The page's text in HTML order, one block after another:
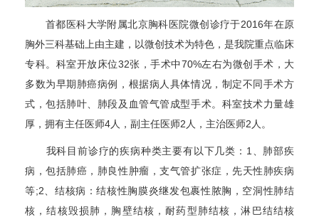
首都医科大学附属北京胸科医院微创诊疗于2016年在原
胸外三科基础上由主建，以微创技术为特色，是我院重点临床
专科。科室开放床位32张，手术中70%左右为微创手术，大
多数为早期肺癌病例，根据病人具体情况，制定不同手术方
式，包括肺叶、肺段及血管气管成型手术。科室技术力量雄
厚，拥有主任医师4人，副主任医师2人，主治医师2人。
我科目前诊疗的疾病种类主要有以下几类：1、肺部疾
病，包括肺癌，肺良性肿瘤，支气管扩张症，先天性肺疾病
等;2、结核病：结核性胸膜炎继发包裹性脓胸，空洞性肺结
核，结核毁损肺，胸壁结核，耐药型肺结核，淋巴结结核